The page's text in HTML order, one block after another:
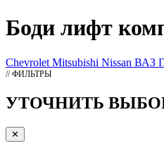
Боди лифт
Chevrolet Mitsubishi Nissan ВАЗ
// ФИЛЬТРЫ
УТОЧНИТЬ
✕